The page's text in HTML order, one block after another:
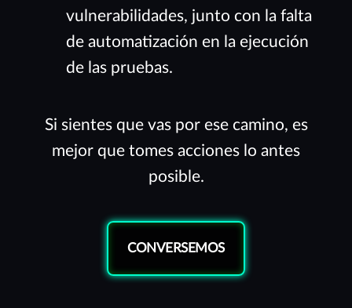
vulnerabilidades, junto con la falta
de automatización en la ejecución
de las pruebas.
Si sientes que vas por ese camino, es
mejor que tomes acciones lo antes
posible.
CONVERSEMOS